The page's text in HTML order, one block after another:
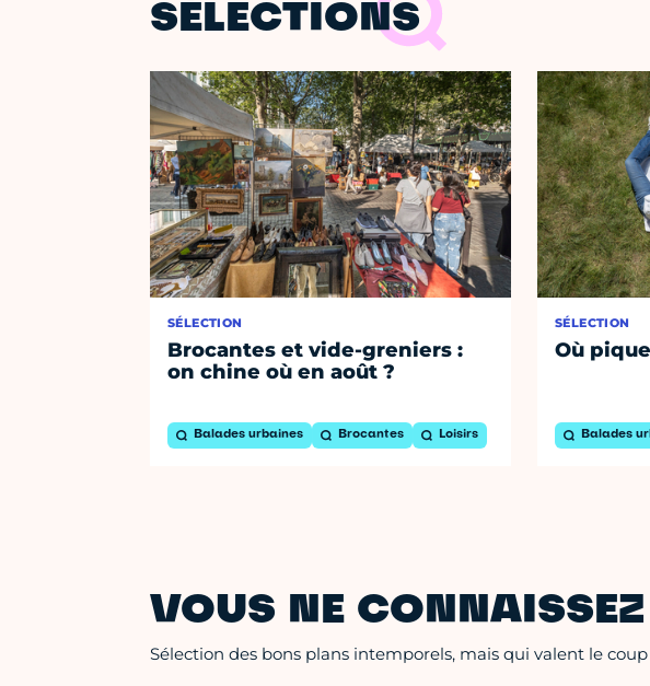
SÉLECTIONS
SÉLECTION
Brocantes et vide-greniers :
on chine où en août ?
Balades urbaines Brocantes Loisirs
SÉLECTION
Où
Balades
VOUS NE
Sélection des bons plans intemporels, mais qui valent le